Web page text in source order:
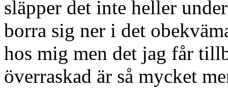
släpper det inte heller
borra sig ner i det
hos mig men det jag får
överraskad är så mycket